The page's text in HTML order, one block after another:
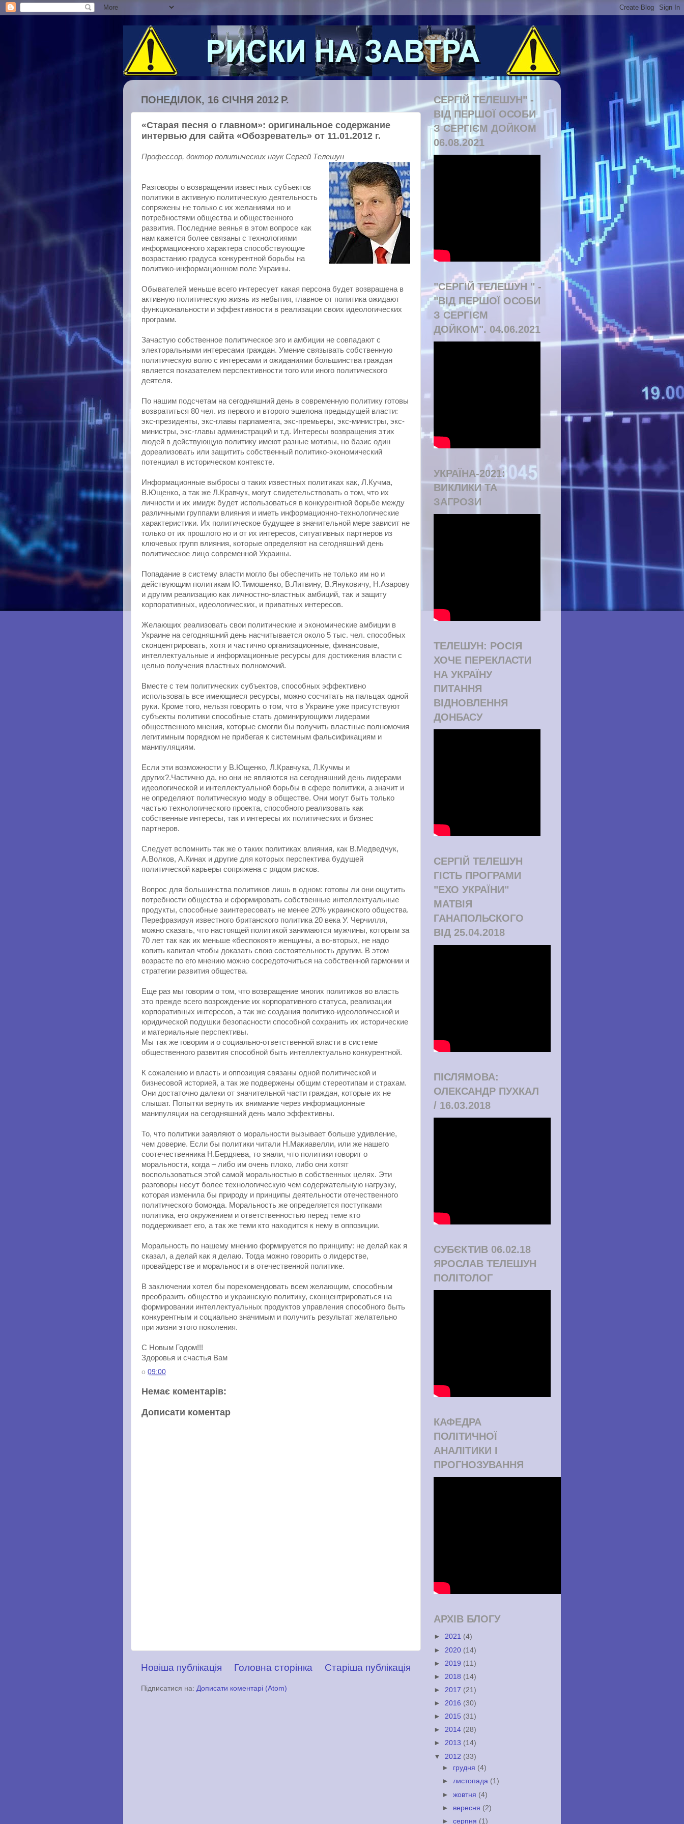
ПОНЕДІЛОК, 16 СІЧНЯ 2012 Р.
«Старая песня о главном»: оригинальное содержание
интервью для сайта «Обозреватель» от 11.01.2012 г.
Профессор, доктор политических наук Сергей Телешун
Разговоры о возвращении известных субъектов
политики в активную политическую деятельность
сопряжены не только с их желаниями но и
потребностями общества и общественного
развития. Последние веянья в этом вопросе как
нам кажется более связаны с технологиями
информационного характера способствующие
возрастанию градуса конкурентной борьбы на
политико-информационном поле Украины.
Обывателей меньше всего интересует какая персона будет возвращена в
активную политическую жизнь из небытия, главное от политика ожидают
функциональности и эффективности в реализации своих идеологических
программ.
Зачастую собственное политическое эго и амбиции не совпадают с
электоральными интересами граждан. Умение связывать собственную
политическую волю с интересами и ожиданиями большинства граждан
является показателем перспективности того или иного политического
деятеля.
По нашим подсчетам на сегодняшний день в современную политику готовы
возвратиться 80 чел. из первого и второго эшелона предыдущей власти:
экс-президенты, экс-главы парламента, экс-премьеры, экс-министры, экс-
министры, экс-главы администраций и т.д. Интересы возвращения этих
людей в действующую политику имеют разные мотивы, но базис один
дореализовать или защитить собственный политико-экономический
потенциал в историческом контексте.
Информационные выбросы о таких известных политиках как, Л.Кучма,
В.Ющенко, а так же Л.Кравчук, могут свидетельствовать о том, что их
личности и их имидж будет использоваться в конкурентной борьбе между
различными группами влияния и иметь информационно-технологические
характеристики. Их политическое будущее в значительной мере зависит не
только от их прошлого но и от их интересов, ситуативных партнеров из
ключевых групп влияния, которые определяют на сегодняшний день
политическое лицо современной Украины.
Попадание в систему власти могло бы обеспечить не только им но и
действующим политикам Ю.Тимошенко, В.Литвину, В.Януковичу, Н.Азарову
и другим реализацию как личностно-властных амбиций, так и защиту
корпоративных, идеологических, и приватных интересов.
Желающих реализовать свои политические и экономические амбиции в
Украине на сегодняшний день насчитывается около 5 тыс. чел. способных
сконцентрировать, хотя и частично организационные, финансовые,
интеллектуальные и информационные ресурсы для достижения власти с
целью получения властных полномочий.
Вместе с тем политических субъектов, способных эффективно
использовать все имеющиеся ресурсы, можно сосчитать на пальцах одной
руки. Кроме того, нельзя говорить о том, что в Украине уже присутствуют
субъекты политики способные стать доминирующими лидерами
общественного мнения, которые смогли бы получить властные полномочия
легитимным порядком не прибегая к системным фальсификациям и
манипуляциям.
Если эти возможности у В.Ющенко, Л.Кравчука, Л.Кучмы и
других?.Частично да, но они не являются на сегодняшний день лидерами
идеологической и интеллектуальной борьбы в сфере политики, а значит и
не определяют политическую моду в обществе. Они могут быть только
частью технологического проекта, способного реализовать как
собственные интересы, так и интересы их политических и бизнес
партнеров.
Следует вспомнить так же о таких политиках влияния, как В.Медведчук,
А.Волков, А.Кинах и другие для которых перспектива будущей
политической карьеры сопряжена с рядом рисков.
Вопрос для большинства политиков лишь в одном: готовы ли они ощутить
потребности общества и сформировать собственные интеллектуальные
продукты, способные заинтересовать не менее 20% украинского общества.
Перефразируя известного британского политика 20 века У. Черчилля,
можно сказать, что настоящей политикой занимаются мужчины, которым за
70 лет так как их меньше «беспокоят» женщины, а во-вторых, не надо
копить капитал чтобы доказать свою состоятельность другим. В этом
возрасте по его мнению можно сосредоточиться на собственной гармонии и
стратегии развития общества.
Еще раз мы говорим о том, что возвращение многих политиков во власть
это прежде всего возрождение их корпоративного статуса, реализации
корпоративных интересов, а так же создания политико-идеологической и
юридической подушки безопасности способной сохранить их исторические
и материальные перспективы.
Мы так же говорим и о социально-ответственной власти в системе
общественного развития способной быть интеллектуально конкурентной.
К сожалению и власть и оппозиция связаны одной политической и
бизнесовой историей, а так же подвержены общим стереотипам и страхам.
Они достаточно далеки от значительной части граждан, которые их не
слышат. Попытки вернуть их внимание через информационные
манипуляции на сегодняшний день мало эффективны.
То, что политики заявляют о моральности вызывает больше удивление,
чем доверие. Если бы политики читали Н.Макиавелли, или же нашего
соотечественника Н.Бердяева, то знали, что политики говорит о
моральности, когда – либо им очень плохо, либо они хотят
воспользоваться этой самой моральностью в собственных целях. Эти
разговоры несут более технологическую чем содержательную нагрузку,
которая изменила бы природу и принципы деятельности отечественного
политического бомонда. Моральность же определяется поступками
политика, его окружением и ответственностью перед теме кто
поддерживает его, а так же теми кто находится к нему в оппозиции.
Моральность по нашему мнению формируется по принципу: не делай как я
сказал, а делай как я делаю. Тогда можно говорить о лидерстве,
провайдерстве и моральности в отечественной политике.
В заключении хотел бы порекомендовать всем желающим, способным
преобразить общество и украинскую политику, сконцентрироваться на
формировании интеллектуальных продуктов управления способного быть
конкурентным и социально значимым и получить результат желательно
при жизни этого поколения.
С Новым Годом!!!
Здоровья и счастья Вам
о 09:00
Немає коментарів:
Дописати коментар
Новіша публікація Старіша публікація
Головна сторінка
Підписатися на: Дописати коментарі (Atom)
СЕРГІЙ ТЕЛЕШУН" -
ВІД ПЕРШОЇ ОСОБИ
З СЕРГІЄМ ДОЙКОМ
06.08.2021
"СЕРГІЙ ТЕЛЕШУН " -
"ВІД ПЕРШОЇ ОСОБИ
З СЕРГІЄМ
ДОЙКОМ". 04.06.2021
УКРАЇНА-2021:
ВИКЛИКИ ТА
ЗАГРОЗИ
ТЕЛЕШУН: РОСІЯ
ХОЧЕ ПЕРЕКЛАСТИ
НА УКРАЇНУ
ПИТАННЯ
ВІДНОВЛЕННЯ
ДОНБАСУ
СЕРГІЙ ТЕЛЕШУН
ГІСТЬ ПРОГРАМИ
"ЕХО УКРАЇНИ"
МАТВІЯ
ГАНАПОЛЬСКОГО
ВІД 25.04.2018
ПІСЛЯМОВА:
ОЛЕКСАНДР ПУХКАЛ
/ 16.03.2018
СУБЄКТИВ 06.02.18
ЯРОСЛАВ ТЕЛЕШУН
ПОЛІТОЛОГ
КАФЕДРА
ПОЛІТИЧНОЇ
АНАЛІТИКИ І
ПРОГНОЗУВАННЯ
АРХІВ БЛОГУ
► 2021 (4)
► 2020 (14)
► 2019 (11)
► 2018 (14)
► 2017 (21)
► 2016 (30)
► 2015 (31)
► 2014 (28)
► 2013 (14)
▼ 2012 (33)
► грудня (4)
►листопада (1)
►жовтня (4)
► вересня (2)
►серпня (1)